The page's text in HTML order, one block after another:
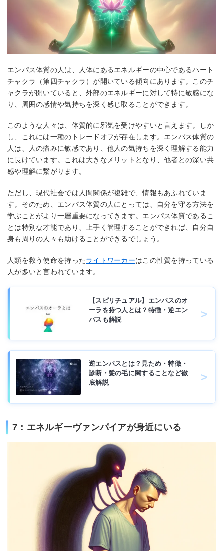
エンパス体質の人は、人体にあるエネルギーの中心であるハート
チャクラ（第四チャクラ）が開いている傾向にあります。このチ
ャクラが開いていると、外部のエネルギーに対して特に敏感にな
り、周囲の感情や気持ちを深く感じ取ることができます。
このような人々は、体質的に邪気を受けやすいと言えます。しか
し、これには一種のトレードオフが存在します。エンパス体質の
人は、人の痛みに敏感であり、他人の気持ちを深く理解する能力
に長けています。これは大きなメリットとなり、他者との深い共
感や理解に繋がります。
ただし、現代社会では人間関係が複雑で、情報もあふれていま
す。そのため、エンパス体質の人にとっては、自分を守る方法を
学ぶことがより一層重要になってきます。エンパス体質であるこ
とは特別な才能であり、上手く管理することができれば、自分自
身も周りの人々も助けることができるでしょう。
人類を救う使命を持ったライトワーカーはこの性質を持っている
人が多いと言われています。
【スピリチュアル】エンパスのオ
ーラを持つ人とは？特徴・逆エン
パスも解説
逆エンパスとは？見ため・特徴・
診断・髪の毛に関することなど徹
底解説
7：エネルギーヴァンパイアが身近にいる